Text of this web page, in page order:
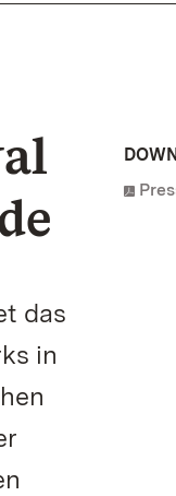
das
in